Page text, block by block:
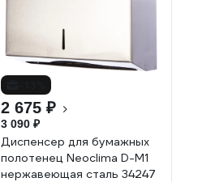
2 675 ₽
3 090 ₽
Диспенсер для бумажных
полотенец Neoclima D-M1
нержавеющая сталь 34247